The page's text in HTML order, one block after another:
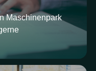
Maschinenpark